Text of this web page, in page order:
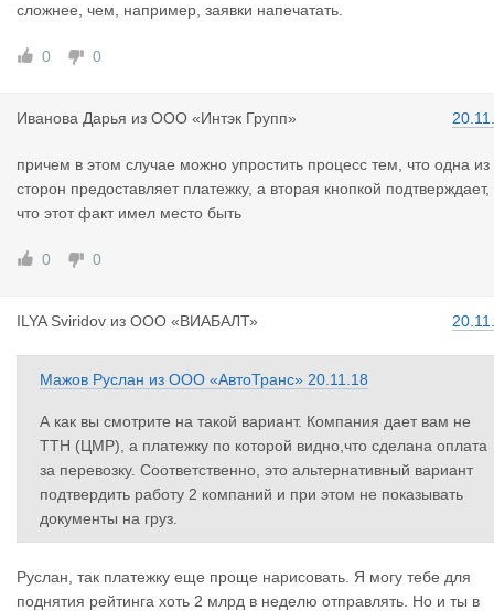
сложнее, чем, например, заявки напечатать.
0 0
Иванова Дарья из ООО «Интэк Групп»
причем в этом случае можно упростить процесс тем, что одна из
сторон предоставляет платежку, а вторая кнопкой подтверждает,
что этот факт имел место быть
0 0
ILYA Sviridov из ООО «ВИАБАЛТ»
Мажов Руслан из ООО «АвтоТранс» 20.11.18
А как вы смотрите на такой вариант. Компания дает вам не
ТТН (ЦМР), а платежку по которой видно,что сделана оплата
за перевозку. Соответственно, это альтернативный вариант
подтвердить работу 2 компаний и при этом не показывать
документы на груз.
Руслан, так платежку еще проще нарисовать. Я могу тебе для
поднятия рейтинга хоть 2 млрд в неделю отправлять. Но и ты в